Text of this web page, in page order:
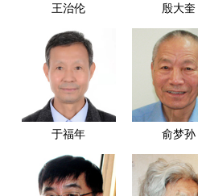
王治伦 殷大奎
于福年 俞梦孙